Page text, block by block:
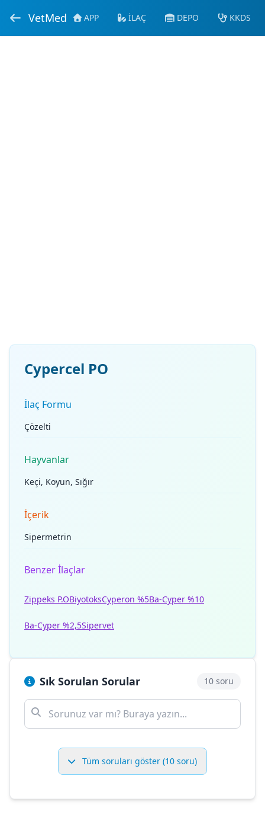
VetMed APP İLAÇ DEPO KKDS
Cypercel PO
İlaç Formu
Çözelti
Hayvanlar
Keçi, Koyun, Sığır
İçerik
Sipermetrin
Benzer İlaçlar
Zippeks P.OBiyotoksCyperon %5Ba-Cyper %10
Ba-Cyper %2,5Sipervet
Sık Sorulan Sorular 10 soru
Tüm soruları göster (10 soru)